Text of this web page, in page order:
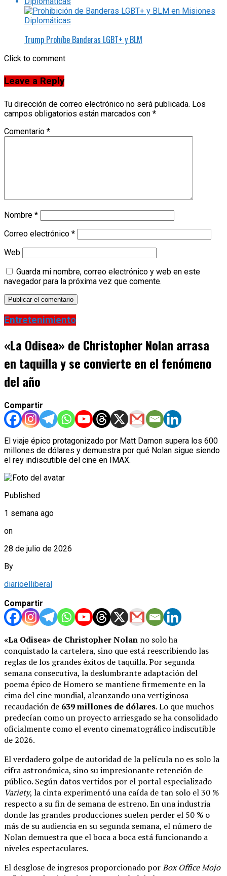
Trump Prohíbe Banderas LGBT+ y BLM
Click to comment
Leave a Reply
Tu dirección de correo electrónico no será publicada. Los
campos obligatorios están marcados con *
Comentario *
Nombre *
Correo electrónico *
Web
Guarda mi nombre, correo electrónico y web en este
navegador para la próxima vez que comente.
Entretenimiento
«La Odisea» de Christopher Nolan arrasa
en taquilla y se convierte en el fenómeno
del año
Compartir
El viaje épico protagonizado por Matt Damon supera los 600
millones de dólares y demuestra por qué Nolan sigue siendo
el rey indiscutible del cine en IMAX.
Published
1 semana ago
on
28 de julio de 2026
By
diarioelliberal
Compartir
«La Odisea» de Christopher Nolan no solo ha
conquistado la cartelera, sino que está reescribiendo las
reglas de los grandes éxitos de taquilla. Por segunda
semana consecutiva, la deslumbrante adaptación del
poema épico de Homero se mantiene firmemente en la
cima del cine mundial, alcanzando una vertiginosa
recaudación de 639 millones de dólares. Lo que muchos
predecían como un proyecto arriesgado se ha consolidado
oficialmente como el evento cinematográfico indiscutible
de 2026.
El verdadero golpe de autoridad de la película no es solo la
cifra astronómica, sino su impresionante retención de
público. Según datos vertidos por el portal especializado
Variety, la cinta experimentó una caída de tan solo el 30 %
respecto a su fin de semana de estreno. En una industria
donde las grandes producciones suelen perder el 50 % o
más de su audiencia en su segunda semana, el número de
Nolan demuestra que el boca a boca está funcionando a
niveles espectaculares.
El desglose de ingresos proporcionado porBox Office Mojo